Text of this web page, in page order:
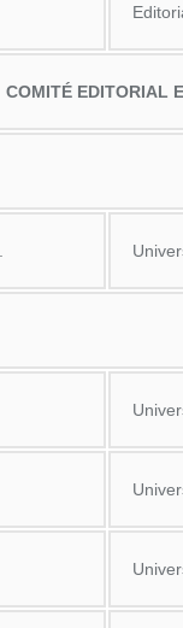
COMITÉ EDITORIAL